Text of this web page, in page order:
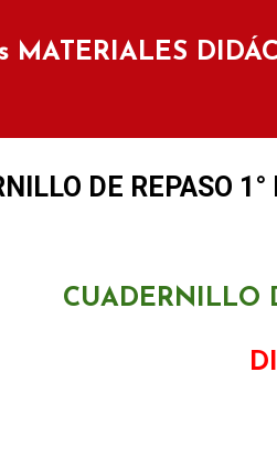
MATERIALES
DE REPASO
CUADERNILLO